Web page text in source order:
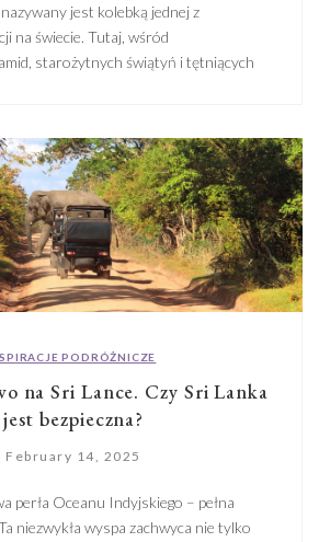
jest kolebką jednej z
na świecie. Tutaj, wśród
starożytnych świątyń i tętniących
ale również zanurzacie się w ich historie,
doświadczonych przewodników i
[…]
PODRÓŻNICZE
na Sri Lance. Czy Sri Lanka
jest bezpieczna?
February 14, 2025
perła Oceanu Indyjskiego – pełna
niezwykła wyspa zachwyca nie tylko